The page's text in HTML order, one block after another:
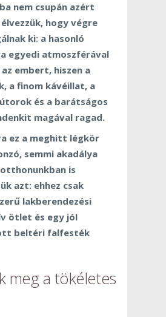
nem csupán azért
hogy végre
ki: a hasonló
egyedi atmoszférával
embert, hiszen a
a finom kávéillat, a
és a barátságos
magával ragad.
ez a meghitt légkör
semmi akadálya
is
azt: ehhez csak
lakberendezési
ötlet és egy jól
beltéri falfesték
meg a tökéletes